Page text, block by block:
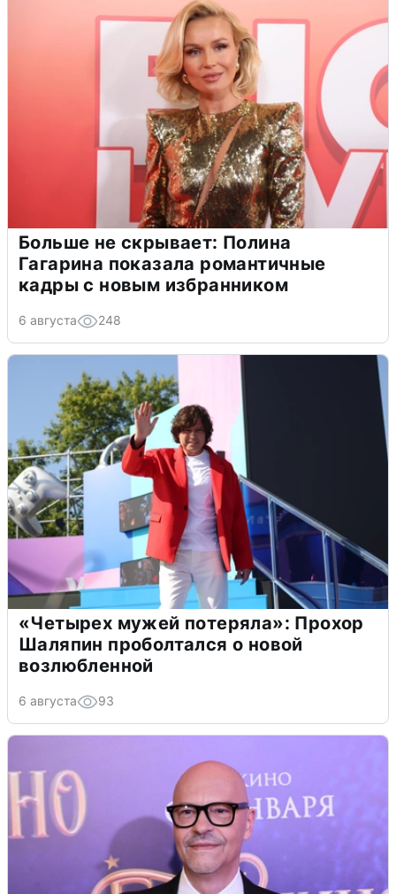
Больше не скрывает: Полина
Гагарина показала романтичные
кадры с новым избранником
6 августа 248
«Четырех мужей потеряла»: Прохор
Шаляпин проболтался о новой
возлюбленной
6 августа 93